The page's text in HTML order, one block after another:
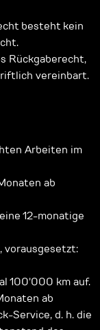
besteht kein
Rückgaberecht,
vereinbart.
Arbeiten im
ab
12-monatige
100'000 km auf.
ab
Service, d. h. die